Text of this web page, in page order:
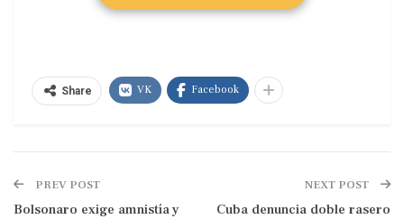
¿Cómo Israel malinterpretó a Irán y
Yahangir, ha indicado este lunes que, según el
último informe forense sobre la guerra de 12
Share VK Facebook
PREV POST
Bolsonaro exige amnistía y
NEXT POST
Cuba denuncia doble rasero